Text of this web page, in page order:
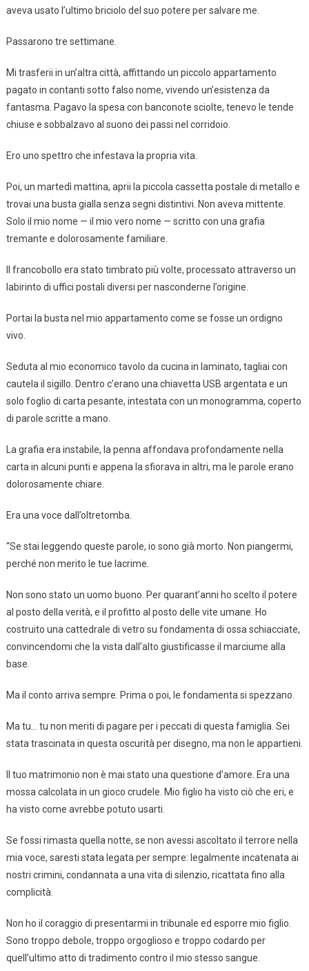
aveva usato l’ultimo briciolo del suo potere per salvare me.
Passarono tre settimane.
Mi trasferii in un’altra città, affittando un piccolo appartamento
pagato in contanti sotto falso nome, vivendo un’esistenza da
fantasma. Pagavo la spesa con banconote sciolte, tenevo le tende
chiuse e sobbalzavo al suono dei passi nel corridoio.
Ero uno spettro che infestava la propria vita.
Poi, un martedì mattina, aprii la piccola cassetta postale di metallo e
trovai una busta gialla senza segni distintivi. Non aveva mittente.
Solo il mio nome — il mio vero nome — scritto con una grafia
tremante e dolorosamente familiare.
Il francobollo era stato timbrato più volte, processato attraverso un
labirinto di uffici postali diversi per nasconderne l’origine.
Portai la busta nel mio appartamento come se fosse un ordigno
vivo.
Seduta al mio economico tavolo da cucina in laminato, tagliai con
cautela il sigillo. Dentro c’erano una chiavetta USB argentata e un
solo foglio di carta pesante, intestata con un monogramma, coperto
di parole scritte a mano.
La grafia era instabile, la penna affondava profondamente nella
carta in alcuni punti e appena la sfiorava in altri, ma le parole erano
dolorosamente chiare.
Era una voce dall’oltretomba.
“Se stai leggendo queste parole, io sono già morto. Non piangermi,
perché non merito le tue lacrime.
Non sono stato un uomo buono. Per quarant’anni ho scelto il potere
al posto della verità, e il profitto al posto delle vite umane. Ho
costruito una cattedrale di vetro su fondamenta di ossa schiacciate,
convincendomi che la vista dall’alto giustificasse il marciume alla
base.
Ma il conto arriva sempre. Prima o poi, le fondamenta si spezzano.
Ma tu… tu non meriti di pagare per i peccati di questa famiglia. Sei
stata trascinata in questa oscurità per disegno, ma non le appartieni.
Il tuo matrimonio non è mai stato una questione d’amore. Era una
mossa calcolata in un gioco crudele. Mio figlio ha visto ciò che eri, e
ha visto come avrebbe potuto usarti.
Se fossi rimasta quella notte, se non avessi ascoltato il terrore nella
mia voce, saresti stata legata per sempre: legalmente incatenata ai
nostri crimini, condannata a una vita di silenzio, ricattata fino alla
complicità.
Non ho il coraggio di presentarmi in tribunale ed esporre mio figlio.
Sono troppo debole, troppo orgoglioso e troppo codardo per
quell’ultimo atto di tradimento contro il mio stesso sangue.